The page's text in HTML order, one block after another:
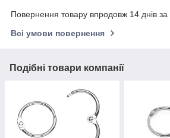
Повернення товару впродовж 14 днів
Всі умови повернення
Подібні товари компанії